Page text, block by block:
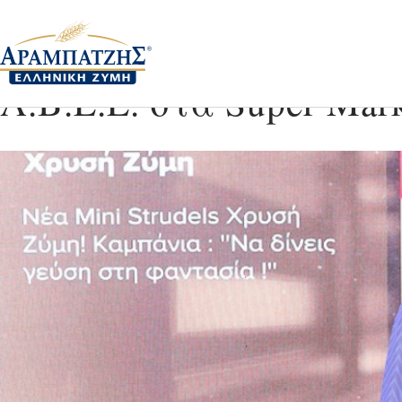
3 Gold βραβεία για
Α.Β.Ε.Ε. στα Super